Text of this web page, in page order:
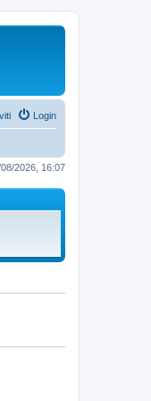
Login
2026, 16:07